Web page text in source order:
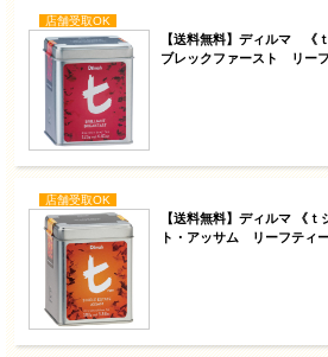
店舗受取OK
【送料無料】ディルマ 《
ブレックファースト リー
店舗受取OK
【送料無料】ディルマ 《
ト・アッサム リーフティ